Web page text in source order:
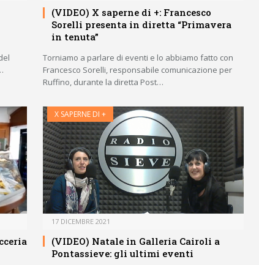
(VIDEO) X saperne di +: Francesco
Sorelli presenta in diretta “Primavera
in tenuta”
Torniamo a parlare di eventi e lo abbiamo fatto con
Francesco Sorelli, responsabile comunicazione per
Ruffino, durante la diretta Post…
X SAPERNE DI +
17 DICEMBRE 2021
(VIDEO) Natale in Galleria Cairoli a
Pontassieve: gli ultimi eventi